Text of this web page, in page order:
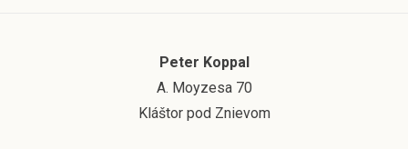
Peter Koppal
A. Moyzesa 70
Kláštor pod Znievom